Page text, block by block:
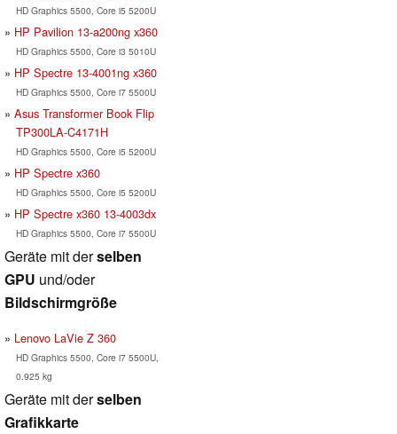
HD Graphics 5500, Core i5 5200U
HP Pavilion 13-a200ng x360
HD Graphics 5500, Core i3 5010U
HP Spectre 13-4001ng x360
HD Graphics 5500, Core i7 5500U
Asus Transformer Book Flip
TP300LA-C4171H
HD Graphics 5500, Core i5 5200U
HP Spectre x360
HD Graphics 5500, Core i5 5200U
HP Spectre x360 13-4003dx
HD Graphics 5500, Core i7 5500U
Geräte mit derselben
GPU und/oder
Bildschirmgröße
Lenovo LaVie Z 360
HD Graphics 5500, Core i7 5500U,
0.925 kg
Geräte mit derselben
Grafikkarte